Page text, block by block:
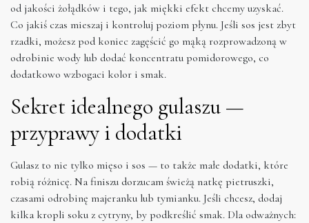
od jakości żołądków i tego, jak miękki efekt chcemy uzyskać.
Co jakiś czas mieszaj i kontroluj poziom płynu. Jeśli sos jest zbyt
rzadki, możesz pod koniec zagęścić go mąką rozprowadzoną w
odrobinie wody lub dodać koncentratu pomidorowego, co
dodatkowo wzbogaci kolor i smak.
Sekret idealnego gulaszu —
przyprawy i dodatki
Gulasz to nie tylko mięso i sos — to także małe dodatki, które
robią różnicę. Na finiszu dorzucam świeżą natkę pietruszki,
czasami odrobinę majeranku lub tymianku. Jeśli chcesz, dodaj
kilka kropli soku z cytryny, by podkreślić smak. Dla odważnych: